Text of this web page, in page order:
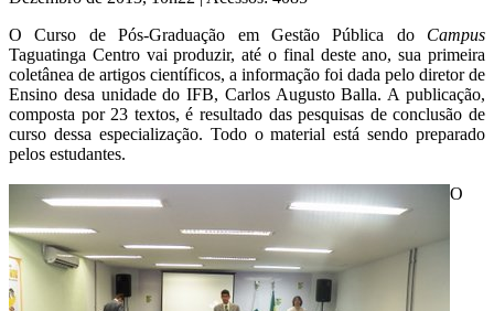
O Curso de Pós-Graduação em Gestão Pública do Campus
Taguatinga Centro vai produzir, até o final deste ano, sua primeira
coletânea de artigos científicos, a informação foi dada pelo diretor de
Ensino desa unidade do IFB, Carlos Augusto Balla. A publicação,
composta por 23 textos, é resultado das pesquisas de conclusão de
curso dessa especialização. Todo o material está sendo preparado
pelos estudantes.
O